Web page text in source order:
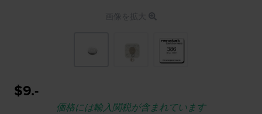
画像を拡大
$9.-
価格には輸入関税が含まれています